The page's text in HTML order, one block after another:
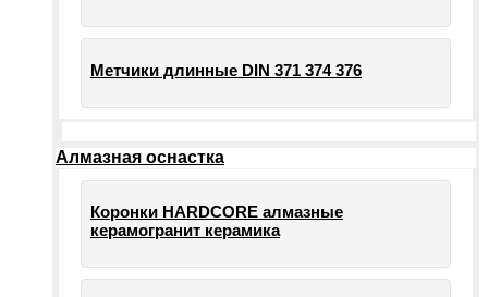
Метчики длинные DIN 371 374 376
Алмазная оснастка
Коронки HARDCORE алмазные
керамогранит керамика